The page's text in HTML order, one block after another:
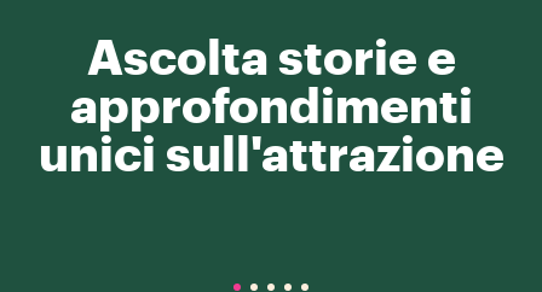
Ascolta storie e
approfondimenti
unici sull'attrazione